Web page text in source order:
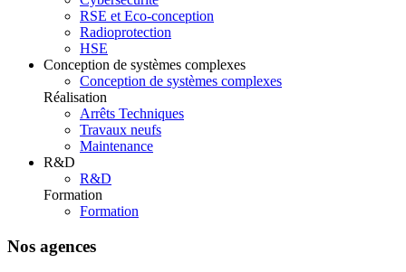
RSE et Eco-conception
Radioprotection
HSE
Conception de systèmes complexes
Conception de systèmes complexes
Réalisation
Arrêts Techniques
Travaux neufs
Maintenance
R&D
R&D
Formation
Formation
Nos agences